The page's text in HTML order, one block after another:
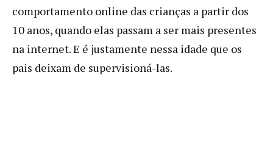
comportamento online das crianças a partir dos
10 anos, quando elas passam a ser mais presentes
na internet. E é justamente nessa idade que os
pais deixam de supervisioná-las.